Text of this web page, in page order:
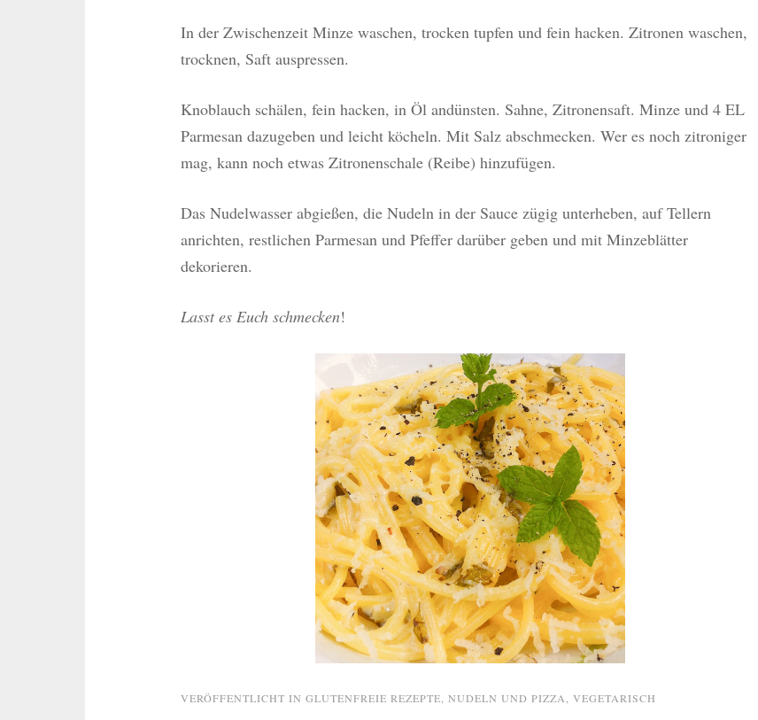
In der Zwischenzeit Minze waschen, trocken tupfen und fein hacken. Zitronen waschen,
trocknen, Saft auspressen.
Knoblauch schälen, fein hacken, in Öl andünsten. Sahne, Zitronensaft. Minze und 4 EL
Parmesan dazugeben und leicht köcheln. Mit Salz abschmecken. Wer es noch zitroniger
mag, kann noch etwas Zitronenschale (Reibe) hinzufügen.
Das Nudelwasser abgießen, die Nudeln in der Sauce zügig unterheben, auf Tellern
anrichten, restlichen Parmesan und Pfeffer darüber geben und mit Minzeblätter
dekorieren.
Lasst es Euch schmecken!
VERÖFFENTLICHT IN GLUTENFREIE REZEPTE NUDELN UND PIZZA VEGETARISCH